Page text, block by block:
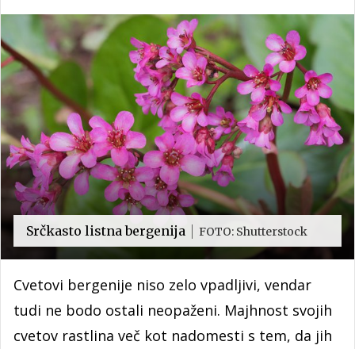
Srčkasto listna bergenija FOTO: Shutterstock
Cvetovi bergenije niso zelo vpadljivi, vendar
tudi ne bodo ostali neopaženi. Majhnost svojih
cvetov rastlina več kot nadomesti s tem, da jih